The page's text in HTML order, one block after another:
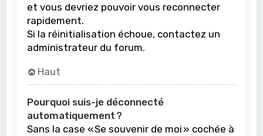
et vous devriez pouvoir vous reconnecter
rapidement.
Si la réinitialisation échoue, contactez un
administrateur du forum.
Haut
Pourquoi suis-je déconnecté
automatiquement ?
Sans la case « Se souvenir de moi » cochée à